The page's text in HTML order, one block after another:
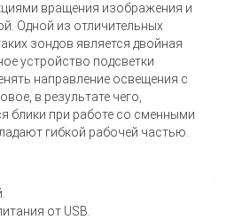
вращения изображения и
Одной из отличительных
зондов является двойная
устройство подсветки
направление освещения с
в результате чего,
блики при работе со сменными
гибкой рабочей частью.
от USB.